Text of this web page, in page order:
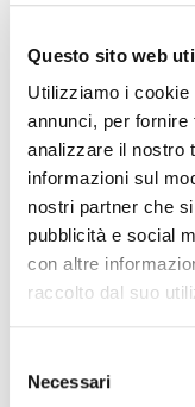
Questo sito web
Utilizziamo i
annunci, per
analizzare il nostro
informazioni sul
nostri partner che
pubblicità e social
con altre
raccolto dal suo
Necessari
Nome Associato
Codice Associato
Collegio Regionale
Collegio Provinciale